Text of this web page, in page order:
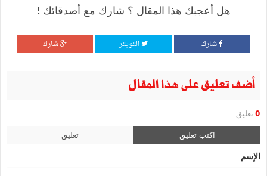
هل أعجبك هذا المقال ؟ شارك مع أصدقائك !
شارك التويتر شارك
أضف تعليق على هذا المقال
0 تعليق
اكتب تعليق تعليق
الإسم